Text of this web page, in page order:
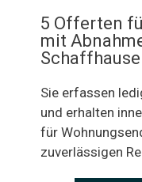
5 Offerten
mit
Sie erfassen
und erhalten
für
zuverlässigen